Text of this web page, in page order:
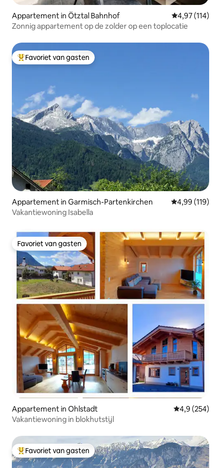
Appartement in Ötztal Bahnhof Gemiddelde
4,97 (114)
Zonnig appartement op de zolder op een toplocatie
Topfavoriet van gasten
Favoriet van gasten
Appartement in Garmisch-Partenkirchen Gemiddelde
4,99 (119)
Vakantiewoning Isabella
Favoriet van gasten
Favoriet van gasten
Appartement in Ohlstadt Gemiddelde
4,9 (254)
Vakantiewoning in blokhutstijl
Topfavoriet van gasten
Favoriet van gasten